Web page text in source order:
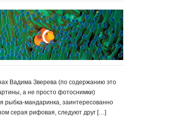
Вадима Зверева (по содержанию это
а не просто фотоснимки)
рыбка-мандаринка, заинтересованно
серая рифовая, следуют друг […]